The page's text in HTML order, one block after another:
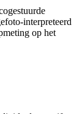
interpreteerd
op het